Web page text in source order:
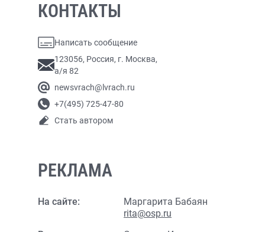
КОНТАКТЫ
Написать сообщение
123056, Россия, г. Москва,
а/я 82
newsvrach@lvrach.ru
+7(495) 725-47-80
Стать автором
РЕКЛАМА
На сайте:
Маргарита Бабаян
rita@osp.ru